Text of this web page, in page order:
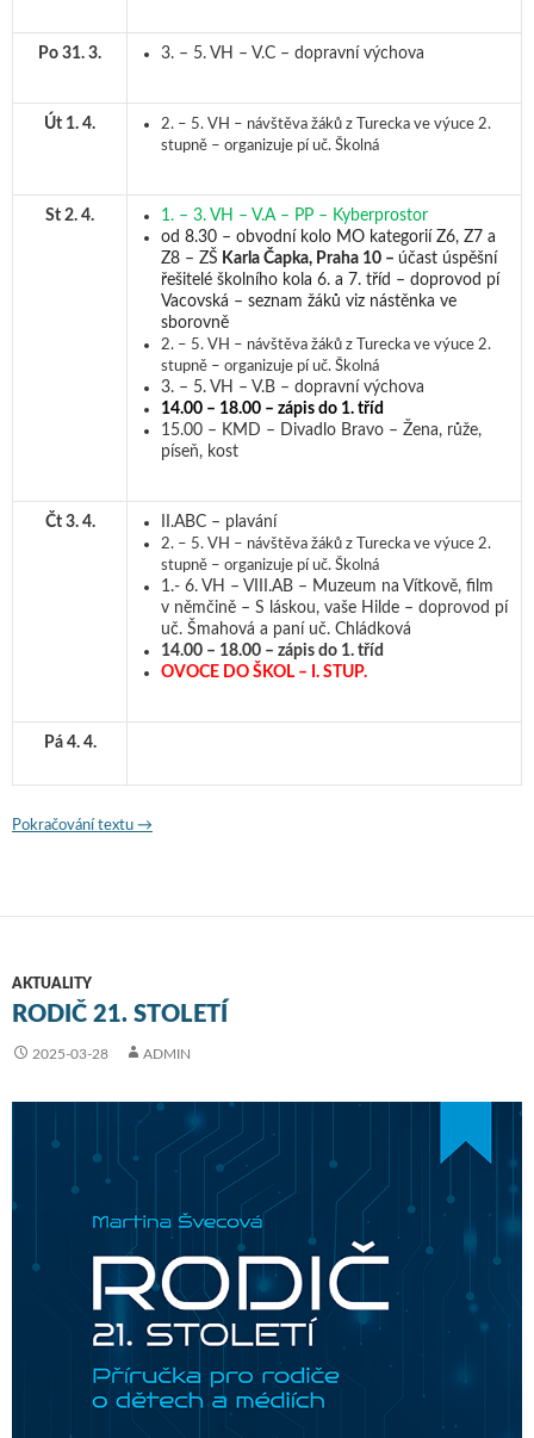
Po 31. 3. 3. – 5. VH – V.C – dopravní výchova
Út 1. 4.
2. – 5. VH – návštěva žáků z Turecka ve výuce 2.
stupně – organizuje pí uč. Školná
St 2. 4.
1. – 3. VH – V.A – PP – Kyberprostor
od 8.30 – obvodní kolo MO kategorií Z6, Z7 a
Z8 – ZŠ Karla Čapka, Praha 10 – účast úspěšní
řešitelé školního kola 6. a 7. tříd – doprovod pí
Vacovská – seznam žáků viz nástěnka ve
sborovně
2. – 5. VH – návštěva žáků z Turecka ve výuce 2.
stupně – organizuje pí uč. Školná
3. – 5. VH – V.B – dopravní výchova
14.00 – 18.00 – zápis do 1. tříd
15.00 – KMD – Divadlo Bravo – Žena, růže,
píseň, kost
Čt 3. 4. II.ABC – plavání
2. – 5. VH – návštěva žáků z Turecka ve výuce 2.
stupně – organizuje pí uč. Školná
1.- 6. VH – VIII.AB – Muzeum na Vítkově, film
v němčině – S láskou, vaše Hilde – doprovod pí
uč. Šmahová a paní uč. Chládková
14.00 – 18.00 – zápis do 1. tříd
OVOCE DO ŠKOL – I. STUP.
Pá 4. 4.
Pokračování textu Program na týden od 31. 3. 2025
→
AKTUALITY
RODIČ 21. STOLETÍ
2025-03-28 ADMIN